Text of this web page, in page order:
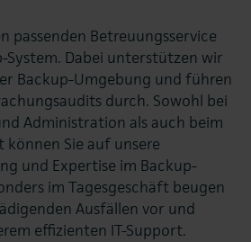
passenden Betreuungsservice
System. Dabei unterstützen wir
Backup-Umgebung und führen
durch. Sowohl bei
Administration als auch beim
Sie auf unsere
und Expertise im Backup-
im Tagesgeschäft beugen
Ausfällen vor und
effizienten IT-Support.